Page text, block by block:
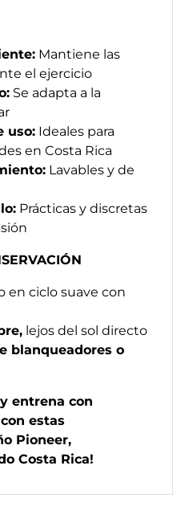
Mantiene las
el ejercicio
Se adapta a la
uso: Ideales para
en Costa Rica
Lavables y de
Prácticas y discretas
en ciclo suave con
lejos del sol directo
blanqueadores o
entrena con
estas
Pioneer,
Costa Rica!